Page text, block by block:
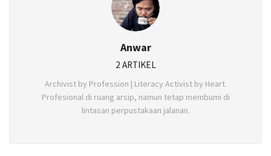
Anwar
2 ARTIKEL
Archivist by Profession | Literacy Activist by Heart.
Profesional di ruang arsip, namun tetap membumi di
lintasan perpustakaan jalanan.